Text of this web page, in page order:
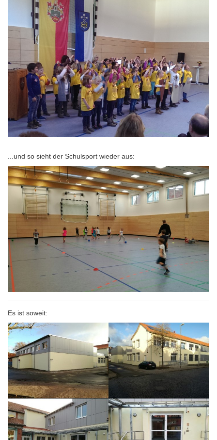
...und so sieht der Schulsport wieder aus:
Es ist soweit: